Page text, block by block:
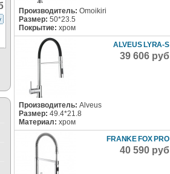
Производитель: Omoikiri
Размер: 50*23.5
Покрытие: хром
ALVEUS LYRA-S
39 606 руб
Производитель: Alveus
Размер: 49.4*21.8
Материал: хром
FRANKE FOX PRO
40 590 руб